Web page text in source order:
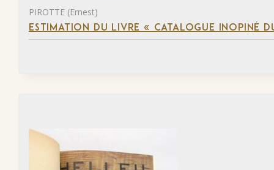
PIROTTE (Ernest)
ESTIMATION DU LIVRE « CATALOGUE INOPINÉ